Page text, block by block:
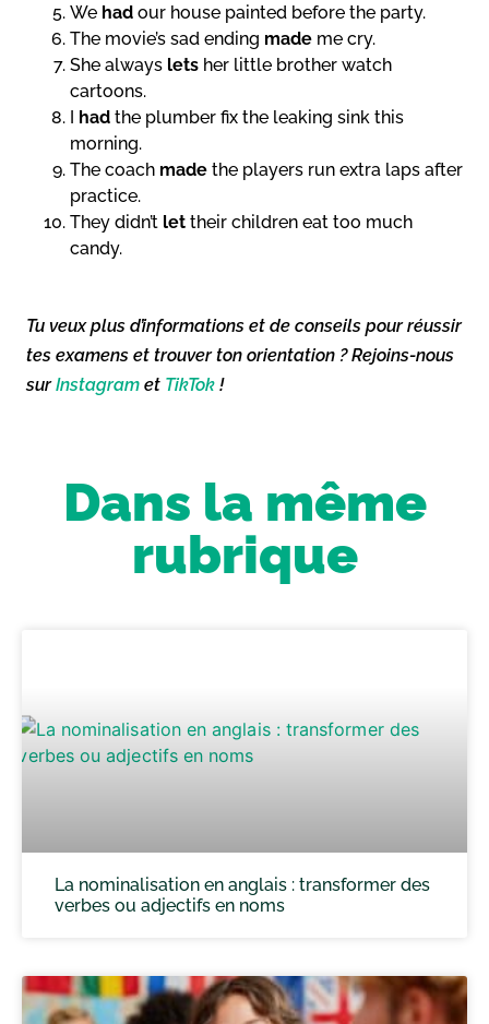
We had our house painted before the party.
The movie’s sad ending made me cry.
She always lets her little brother watch
cartoons.
I had the plumber fix the leaking sink this
morning.
The coach made the players run extra laps after
practice.
They didn’t let their children eat too much
candy.
Tu veux plus d’informations et de conseils pour réussir
tes examens et trouver ton orientation ? Rejoins-nous
surInstagram et TikTok !
Dans la même
rubrique
La nominalisation en anglais : transformer des
verbes ou adjectifs en noms